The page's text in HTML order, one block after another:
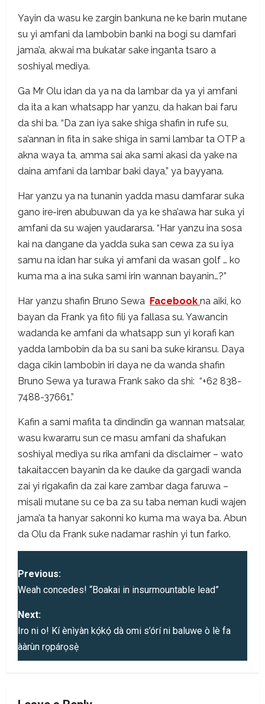
Yayin da wasu ke zargin bankuna ne ke barin mutane
su yi amfani da lambobin banki na bogi su damfari
jama’a, akwai ma bukatar sake inganta tsaro a
soshiyal mediya.
Ga Mr Olu idan da ya na da lambar da ya yi amfani
da ita a kan whatsapp har yanzu, da hakan bai faru
da shi ba. “Da zan iya sake shiga shafin in rufe su,
sa’annan in fita in sake shiga in sami lambar ta OTP a
akna waya ta, amma sai aka sami akasi da yake na
daina amfani da lambar baki daya,” ya bayyana.
Har yanzu ya na tunanin yadda masu damfarar suka
gano ire-iren abubuwan da ya ke sha’awa har suka yi
amfani da su wajen yaudararsa. “Har yanzu ina sosa
kai na dangane da yadda suka san cewa za su iya
samu na idan har suka yi amfani da wasan golf … ko
kuma ma a ina suka sami irin wannan bayanin…?”
Har yanzu shafin Bruno Sewa Facebook na aiki, ko
bayan da Frank ya fito fili ya fallasa su. Yawancin
wadanda ke amfani da whatsapp sun yi korafi kan
yadda lambobin da ba su sani ba suke kiransu. Daya
daga cikin lambobin iri daya ne da wanda shafin
Bruno Sewa ya turawa Frank sako da shi: “+62 838-
7488-37661.”
Kafin a sami mafita ta dindindin ga wannan matsalar,
wasu kwararru sun ce masu amfani da shafukan
soshiyal mediya su rika amfani da disclaimer – wato
takaitaccen bayanin da ke dauke da gargadi wanda
zai yi rigakafin da zai kare zambar daga faruwa –
misali mutane su ce ba za su taba neman kudi wajen
jama’a ta hanyar sakonni ko kuma ma waya ba. Abun
da Olu da Frank suke nadamar rashin yi tun farko.
P
o
s
t
Previous:
Weah concedes! “Boakai in insurmountable lead”
Next:
Iro ni o! Kí ènìyàn kọ́kọ́ dà omi s’órí ni baluwe ò lè fa
ààrùn rọpárọsẹ̀